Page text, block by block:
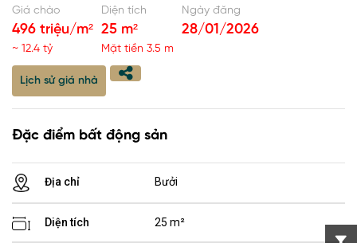
Giá chào
496 triệu/m²
~ 12.4 tỷ
Diện tích
25 m²
Mặt tiền 3.5 m
Ngày đăng
28/01/2026
Lịch sử giá nhà
Đặc điểm bất động sản
Địa chỉ Bưởi
Diện tích 25 m²